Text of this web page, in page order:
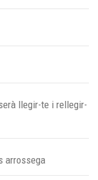
llegir-te i rellegir-
arrossega